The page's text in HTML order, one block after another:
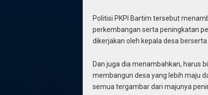
Politisi PKPI Bartim tersebut
perkembangan serta peningkatan
dikerjakan oleh kepala desa
Dan juga dia menambahkan, harus
membangun desa yang lebih maju
semua tergambar dari majunya